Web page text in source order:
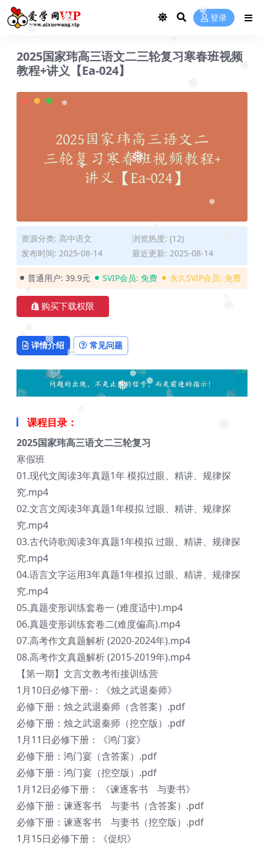
❅
❅
❅
❅
❅
❅
❅
❅
❅
❅
❅ 登录
2025国家玮高三语文二三轮复习寒春班视频
教程+讲义【Ea-024】
资源分类: 高中语文
浏览热度: (12)
发布时间: 2025-08-14
最近更新: 2025-08-14
普通用户: 39.9元 SVIP会员: 免费 永久SVIP会员: 免费
购买下载权限
详情介绍 常见问题
课程目录：
2025国家玮高三语文二三轮复习
寒假班
01.现代文阅读3年真题1年 模拟过眼、精讲、规律探
究.mp4
02.文言文阅读3年真题1年模拟 过眼、精讲、规律探
究.mp4
03.古代诗歌阅读3年真题1年模拟 过眼、精讲、规律探
究.mp4
04.语言文字运用3年真题1年模拟 过眼、精讲、规律探
究.mp4
05.真题变形训练套卷一 (难度适中).mp4
06.真题变形训练套卷二(难度偏高).mp4
07.高考作文真题解析 (2020-2024年).mp4
08.高考作文真题解析 (2015-2019年).mp4
【第一期】文言文教考衔接训练营
1月10日必修下册-：《烛之武退秦师》
必修下册：烛之武退秦师（含答案）.pdf
必修下册：烛之武退秦师（挖空版）.pdf
1月11日必修下册：《鸿门宴》
必修下册：鸿门宴（含答案）.pdf
必修下册：鸿门宴（挖空版）.pdf
1月12日必修下册： 《谏逐客书 与妻书》
必修下册：谏逐客书 与妻书（含答案）.pdf
必修下册：谏逐客书 与妻书（挖空版）.pdf
1月15日必修下册：《促织》